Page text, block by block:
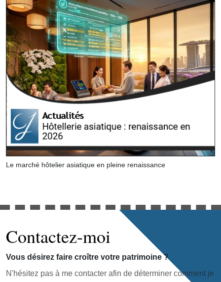
Le marché hôtelier asiatique en pleine renaissance
Contactez-moi
Vous désirez faire croître votre patrimoine ?
N'hésitez pas à me contacter afin de déterminer comment je